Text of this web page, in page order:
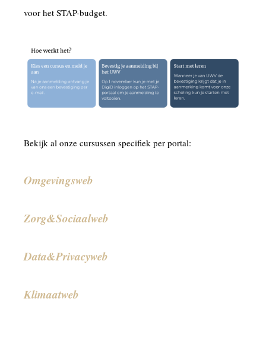
voor het STAP-budget.
Bekijk al onze cursussen specifiek per portal:
Omgevingsweb
Zorg&Sociaalweb
Data&Privacyweb
Klimaatweb